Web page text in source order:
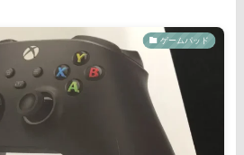
ゲームパッド